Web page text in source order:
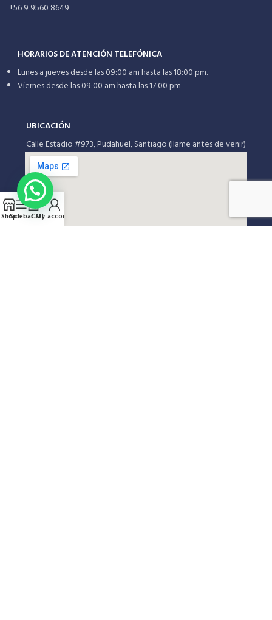
+56 9 9560 8649
HORARIOS DE ATENCIÓN TELEFÓNICA
Lunes a jueves desde las 09:00 am hasta las 18:00 pm.
Viernes desde las 09:00 am hasta las 17:00 pm
UBICACIÓN
Calle Estadio #973, Pudahuel, Santiago (llame antes de venir)
ShopSidebarCart
My account